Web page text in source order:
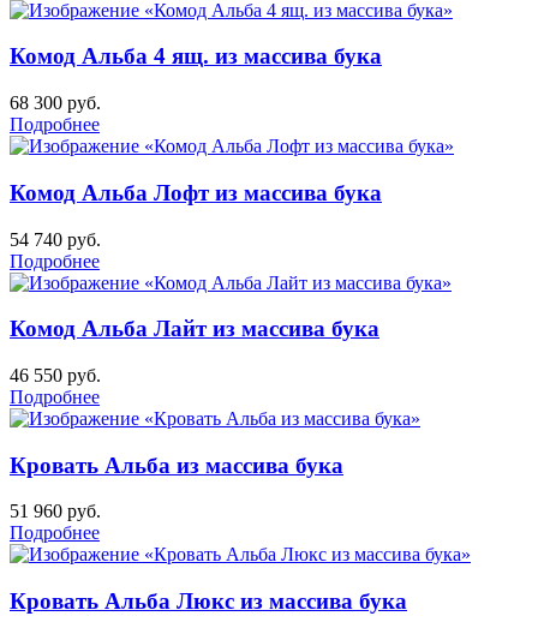
Комод Альба 4 ящ. из массива бука
68 300 руб.
Подробнее
Комод Альба Лофт из массива бука
54 740 руб.
Подробнее
Комод Альба Лайт из массива бука
46 550 руб.
Подробнее
Кровать Альба из массива бука
51 960 руб.
Подробнее
Кровать Альба Люкс из массива бука